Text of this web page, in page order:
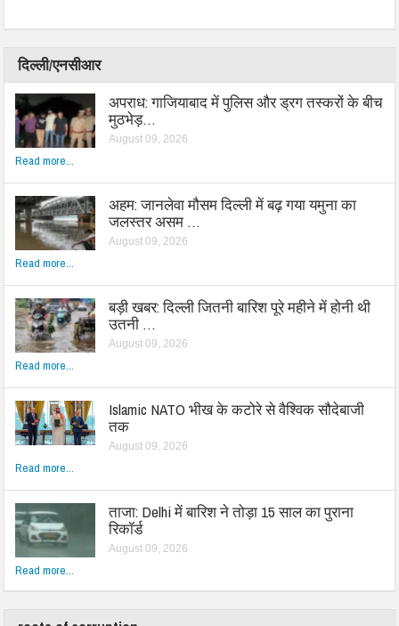
दिल्ली/एनसीआर
अपराध: गाजियाबाद में पुलिस और ड्रग तस्करों के बीच
मुठभेड़…
August 09, 2026
Read more...
अहम: जानलेवा मौसम दिल्ली में बढ़ गया यमुना का
जलस्तर असम …
August 09, 2026
Read more...
बड़ी खबर: दिल्ली जितनी बारिश पूरे महीने में होनी थी
उतनी …
August 09, 2026
Read more...
Islamic NATO भीख के कटोरे से वैश्विक सौदेबाजी
तक
August 09, 2026
Read more...
ताजा: Delhi में बारिश ने तोड़ा 15 साल का पुराना
रिकॉर्ड
August 09, 2026
Read more...